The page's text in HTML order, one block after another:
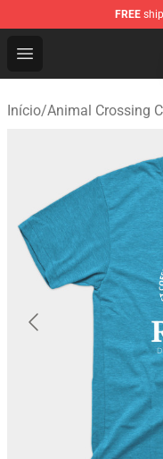
FREE
Open menu
Animal Crossing
Início/Animal Crossing